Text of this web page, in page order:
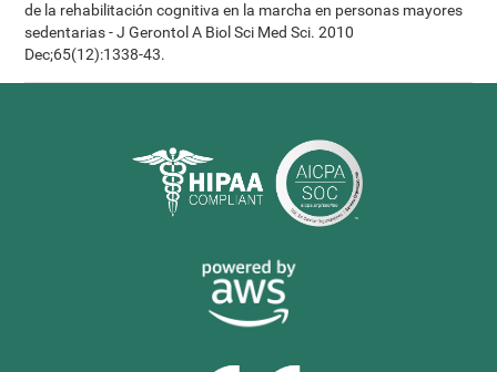
de la rehabilitación cognitiva en la marcha en personas mayores
sedentarias - J Gerontol A Biol Sci Med Sci. 2010
Dec;65(12):1338-43.